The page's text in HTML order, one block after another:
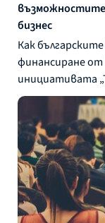
възможностите
бизнес
Как
финансиране
инициативата